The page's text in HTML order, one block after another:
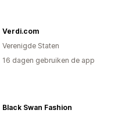
Verdi.com
Verenigde Staten
16 dagen gebruiken de app
Black Swan Fashion